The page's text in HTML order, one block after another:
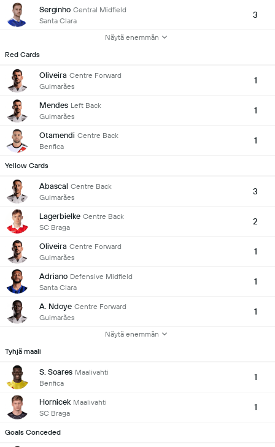
Serginho Central Midfield
Santa Clara
3
Näytä enemmän
Red Cards
Oliveira Centre Forward
Guimarães
1
Mendes Left Back
Guimarães
1
Otamendi Centre Back
Benfica
1
Yellow Cards
Abascal Centre Back
Guimarães
3
Lagerbielke Centre Back
SC Braga
2
Oliveira Centre Forward
Guimarães
1
Adriano Defensive Midfield
Santa Clara
1
A. Ndoye Centre Forward
Guimarães
1
Näytä enemmän
Tyhjä maali
S. Soares Maalivahti
Benfica
1
Hornicek Maalivahti
SC Braga
1
Goals Conceded